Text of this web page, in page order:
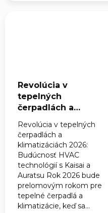
Revolúcia v
tepelných
čerpadlách a
Revolúcia v tepelných
čerpadlách a
klimatizáciách 2026:
Budúcnosť HVAC
technológií s Kaisai a
Auratsu Rok 2026 bude
prelomovým rokom pre
tepelné čerpadlá a
klimatizácie, keď sa...